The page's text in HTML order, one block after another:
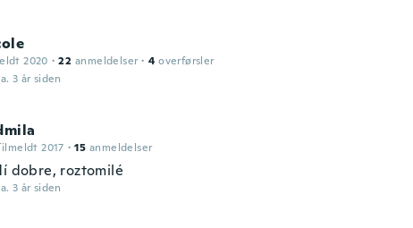
2020 · 22 anmeldelser · 4 overførsler
3 år siden
2017 · 15 anmeldelser
dobre, roztomilé
3 år siden